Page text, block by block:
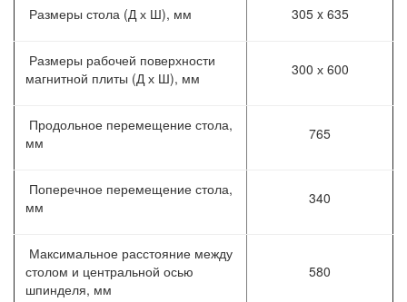
Размеры стола (Д х Ш), мм 305 x 635
Размеры рабочей поверхности
магнитной плиты (Д х Ш), мм
300 х 600
Продольное перемещение стола,
мм
765
Поперечное перемещение стола,
мм
340
Максимальное расстояние между
столом и центральной осью
шпинделя, мм
580